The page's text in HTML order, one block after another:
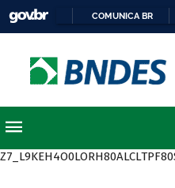
COMUNICA BR